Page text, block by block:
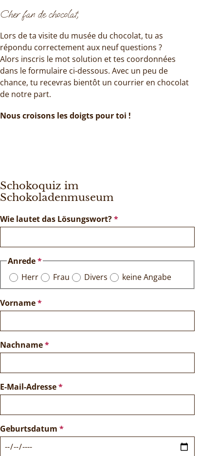
Cher fan de chocolat,
Lors de ta visite du musée du chocolat, tu as
répondu correctement aux neuf questions ?
Alors inscris le mot solution et tes coordonnées
dans le formulaire ci-dessous. Avec un peu de
chance, tu recevras bientôt un courrier en chocolat
de notre part.
Nous croisons les doigts pour toi !
Schokoquiz im
Schokoladenmuseum
Wie lautet das Lösungswort?*
Anrede*
Herr
Frau Divers keine Angabe
Vorname*
Nachname*
E-Mail-Adresse*
Geburtsdatum *